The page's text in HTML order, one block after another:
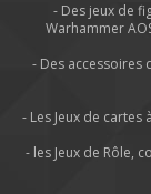
- Des jeux de
Warhammer
- Des accessoires
- Les Jeux de
- les Jeux de Rôle,